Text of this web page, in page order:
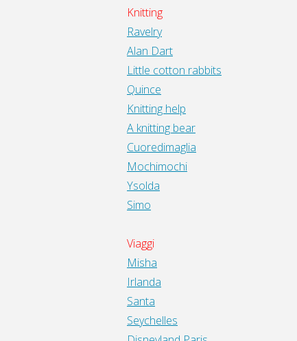
Knitting
Ravelry
Alan Dart
Little cotton rabbits
Quince
Knitting help
A knitting bear
Cuoredimaglia
Mochimochi
Ysolda
Simo
Viaggi
Misha
Irlanda
Santa
Seychelles